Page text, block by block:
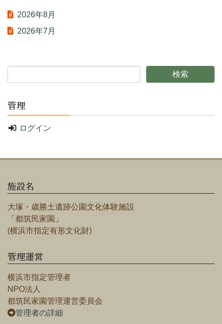
2026年8月
2026年7月
管理
ログイン
施設名
大塚・歳勝土遺跡公園文化体験施設
「都筑民家園」
(横浜市指定有形文化財)
管理運営
横浜市指定管理者
NPO法人
都筑民家園管理運営委員会
管理者の詳細